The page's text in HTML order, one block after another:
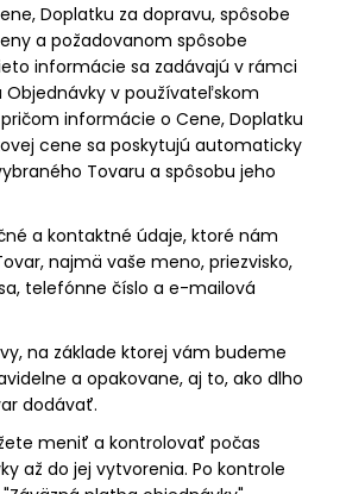
Doplatku za dopravu, spôsobe
a požadovanom spôsobe
informácie sa zadávajú v rámci
v používateľskom
informácie o Cene, Doplatku
cene sa poskytujú automaticky
Tovaru a spôsobu jeho
a kontaktné údaje, ktoré nám
najmä vaše meno, priezvisko,
telefónne číslo a e-mailová
na základe ktorej vám budeme
a opakovane, aj to, ako dlho
dodávať.
meniť a kontrolovať počas
až do jej vytvorenia. Po kontrole